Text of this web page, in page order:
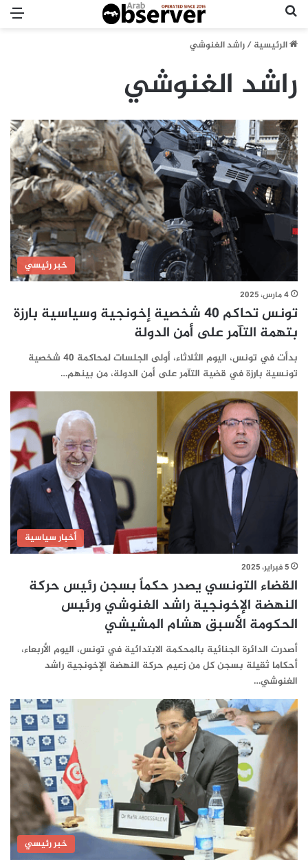
الرئيسية/راشد الغنوشي
راشد الغنوشي
خبر رئيسي
4 مارس، 2025
تونس تحاكم 40 شخصية إخونجية وسياسية بارزة
بتهمة التآمر على أمن الدولة
بدأت في تونس، اليوم الثلاثاء، أولى الجلسات لمحاكمة 40 شخصية
تونسية بارزة في قضية التآمر على أمن الدولة، من بينهم…
أخبار سياسية
5 فبراير، 2025
القضاء التونسي يصدر حكماً بسجن رئيس حركة
النهضة الإخونجية راشد الغنوشي ورئيس
الحكومة الأسبق هشام المشيشي
أصدرت الدائرة الجنائية بالمحكمة الابتدائية في تونس، اليوم الأربعاء،
أحكاما ثقيلة بسجن كل من زعيم حركة النهضة الإخونجية راشد
الغنوشي…
خبر رئيسي